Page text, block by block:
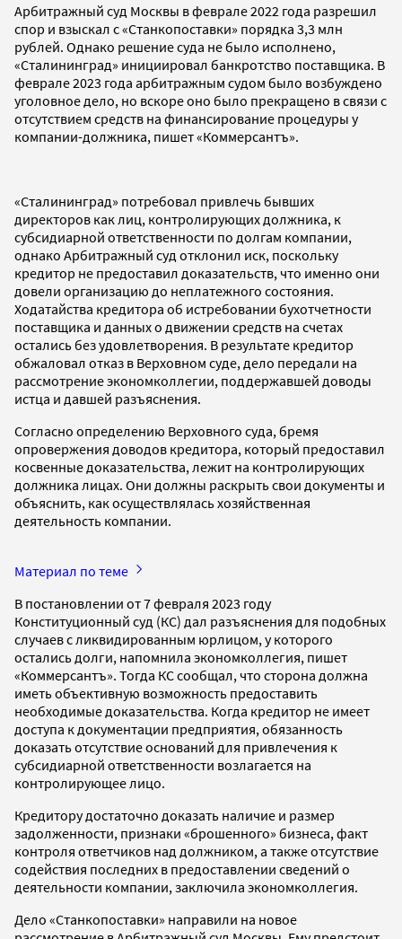
Арбитражный суд Москвы в феврале 2022 года разрешил
спор и взыскал с «Станкопоставки» порядка 3,3 млн
рублей. Однако решение суда не было исполнено,
«Сталининград» инициировал банкротство поставщика. В
феврале 2023 года арбитражным судом было возбуждено
уголовное дело, но вскоре оно было прекращено в связи с
отсутствием средств на финансирование процедуры у
компании-должника, пишет «Коммерсантъ».
«Сталининград» потребовал привлечь бывших
директоров как лиц, контролирующих должника, к
субсидиарной ответственности по долгам компании,
однако Арбитражный суд отклонил иск, поскольку
кредитор не предоставил доказательств, что именно они
довели организацию до неплатежного состояния.
Ходатайства кредитора об истребовании бухотчетности
поставщика и данных о движении средств на счетах
остались без удовлетворения. В результате кредитор
обжаловал отказ в Верховном суде, дело передали на
рассмотрение экономколлегии, поддержавшей доводы
истца и давшей разъяснения.
Согласно определению Верховного суда, бремя
опровержения доводов кредитора, который предоставил
косвенные доказательства, лежит на контролирующих
должника лицах. Они должны раскрыть свои документы и
объяснить, как осуществлялась хозяйственная
деятельность компании.
Материал по теме
В постановлении от 7 февраля 2023 году
Конституционный суд (КС) дал разъяснения для подобных
случаев с ликвидированным юрлицом, у которого
остались долги, напомнила экономколлегия, пишет
«Коммерсантъ». Тогда КС сообщал, что сторона должна
иметь объективную возможность предоставить
необходимые доказательства. Когда кредитор не имеет
доступа к документации предприятия, обязанность
доказать отсутствие оснований для привлечения к
субсидиарной ответственности возлагается на
контролирующее лицо.
Кредитору достаточно доказать наличие и размер
задолженности, признаки «брошенного» бизнеса, факт
контроля ответчиков над должником, а также отсутствие
содействия последних в предоставлении сведений о
деятельности компании, заключила экономколлегия.
Дело «Станкопоставки» направили на новое